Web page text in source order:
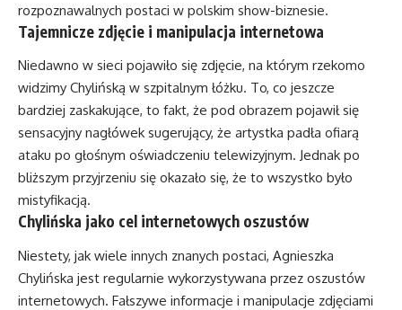
rozpoznawalnych postaci w polskim show-biznesie.
Tajemnicze zdjęcie i manipulacja internetowa
Niedawno w sieci pojawiło się zdjęcie, na którym rzekomo
widzimy Chylińską w szpitalnym łóżku. To, co jeszcze
bardziej zaskakujące, to fakt, że pod obrazem pojawił się
sensacyjny nagłówek sugerujący, że artystka padła ofiarą
ataku po głośnym oświadczeniu telewizyjnym. Jednak po
bliższym przyjrzeniu się okazało się, że to wszystko było
mistyfikacją.
Chylińska jako cel internetowych oszustów
Niestety, jak wiele innych znanych postaci, Agnieszka
Chylińska jest regularnie wykorzystywana przez oszustów
internetowych. Fałszywe informacje i manipulacje zdjęciami